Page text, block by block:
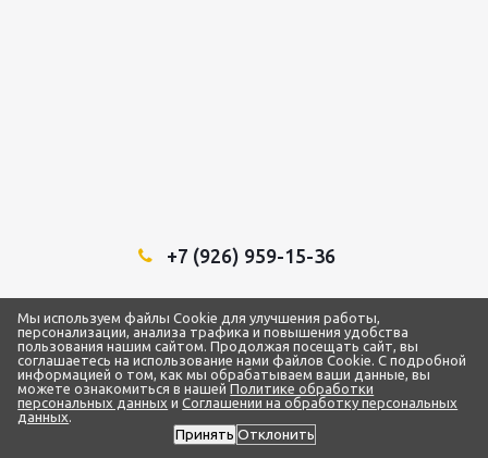
+7 (926) 959-15-36
2018 - 2026 © ТЦ “1Строительный”
ИП Самарин Александр Владимирович
ИНН 772873093959 / ОГРН 319500700004192
Мы используем файлы Cookie для улучшения работы,
персонализации, анализа трафика и повышения удобства
пользования нашим сайтом. Продолжая посещать сайт, вы
соглашаетесь на использование нами файлов Cookie. С подробной
информацией о том, как мы обрабатываем ваши данные, вы
можете ознакомиться в нашейПолитике обработки
персональных данных иСоглашении на обработку персональных
данных.
Принять Отклонить